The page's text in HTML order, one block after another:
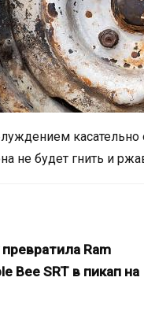
не будет гнить и
Ram
Bee SRT в пикап на